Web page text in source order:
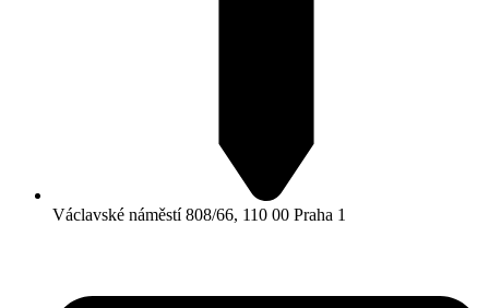
Václavské náměstí 808/66, 110 00 Praha 1